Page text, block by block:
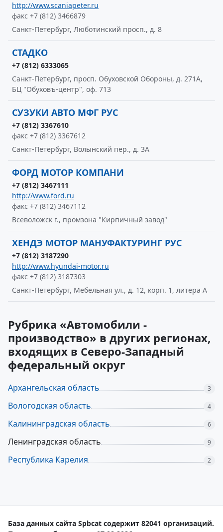
http://www.scaniapeter.ru
факс +7 (812) 3466879
Санкт-Петербург, Люботинский просп., д. 8
СТАДКО
+7 (812) 6333065
Санкт-Петербург, просп. Обуховской Обороны, д. 271А,
БЦ "Обуховъ-центр", оф. 713
СУЗУКИ АВТО МФГ РУС
+7 (812) 3367610
факс +7 (812) 3367612
Санкт-Петербург, Волынский пер., д. 3А
ФОРД МОТОР КОМПАНИ
+7 (812) 3467111
http://www.ford.ru
факс +7 (812) 3467112
Всеволожск г., промзона "Кирпичный завод"
ХЕНДЭ МОТОР МАНУФАКТУРИНГ РУС
+7 (812) 3187290
http://www.hyundai-motor.ru
факс +7 (812) 3187303
Санкт-Петербург, Мебельная ул., д. 12, корп. 1, литера А
Рубрика «Автомобили -
производство» в других регионах,
входящих в Северо-Западный
федеральный округ
Архангельская область 3
Вологодская область 4
Калининградская область 6
Ленинградская область 9
Республика Карелия 2
База данных сайта Spbcat содержит 82041 организаций.